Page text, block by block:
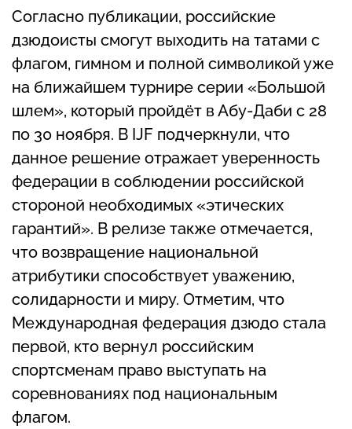
Согласно публикации, российские
дзюдоисты смогут выходить на татами с
флагом, гимном и полной символикой уже
на ближайшем турнире серии «Большой
шлем», который пройдёт в Абу-Даби с 28
по 30 ноября. В IJF подчеркнули, что
данное решение отражает уверенность
федерации в соблюдении российской
стороной необходимых «этических
гарантий». В релизе также отмечается,
что возвращение национальной
атрибутики способствует уважению,
солидарности и миру. Отметим, что
Международная федерация дзюдо стала
первой, кто вернул российским
спортсменам право выступать на
соревнованиях под национальным
флагом.